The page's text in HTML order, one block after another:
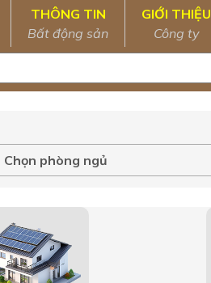
THÔNG TIN
Bất động sản
GIỚI THIỆU
Công ty